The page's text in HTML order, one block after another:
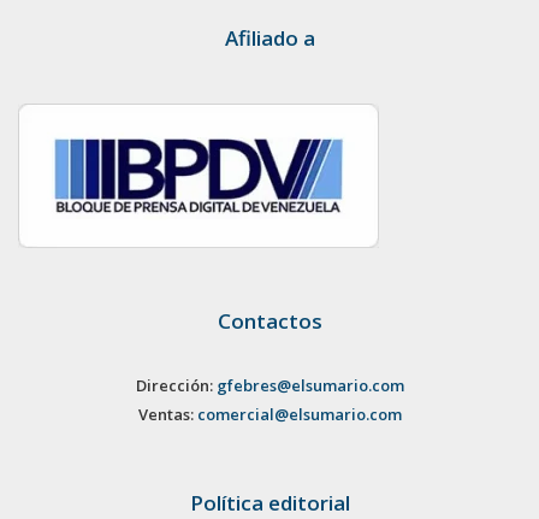
Afiliado a
Contactos
Dirección: gfebres@elsumario.com
Ventas: comercial@elsumario.com
Política editorial